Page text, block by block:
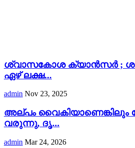
ശ്വാസകോശ ക്യാൻസർ ;
ഏഴ് ലക്ഷ...
admin Nov 23, 2025
അല്പം വൈകിയാണെങ്കിലും
വരുന്നു, ദൃ...
admin Mar 24, 2026